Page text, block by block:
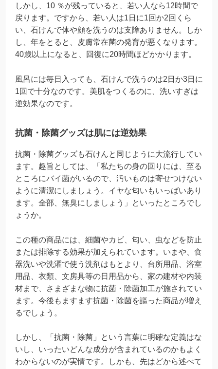
しかし、10 ％が残っていると、若い人なら12時間で
戻ります。ですから、若い人は1日に1回か2回くら
い、石けんで体や顔を洗うのは支障ありません。しか
し、年をとると、皮膚常在菌の発育が悪くなります。
40歳以上になると、回復に20時間ほどかかります。
風呂には毎日入っても、石けんで洗うのは2日か3日に
1回で十分なのです。美肌をつくるのに、洗いすぎは
逆効果なのです。
抗菌・除菌グッズは肌には逆効果
抗菌・除菌グッズも石けんと同じように大流行してい
ます。趣旨としては、「私たちの身の回りには、至る
ところにバイ菌がいるので、汚いものは寄せつけない
ように清潔にしましょう。イヤな匂いもいっばいあり
ます。全部、無臭にしましょう」といったところでし
ょうか。
この種の商品には、細菌やカビ、匂い、虫などを防止
または排除する効果が加えられています。いまや、食
器洗いや洗濯で使う洗剤はもとより、台所用品、浴室
用品、衣類、文房具等の日用品から、家の建材や内装
材まで、さまざまな物に抗菌・除菌加工が施されてい
ます。今後もますます抗菌・除菌を謳った商品が増え
るでしょう。
しかし、「抗菌・除菌」という言葉に明確な定義はな
いし、いったいどんな成分が含まれているのかもよく
わからないのが実情です。しかも、先はどから述べて